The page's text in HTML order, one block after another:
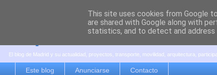
es por madrid
El blog de Madrid y su actualidad, proyectos, transporte, movilidad, arquitectura,
Este blog Anunciarse Contacto
This site uses cookies from Google
are shared with Google along with
statistics, and to detect and address